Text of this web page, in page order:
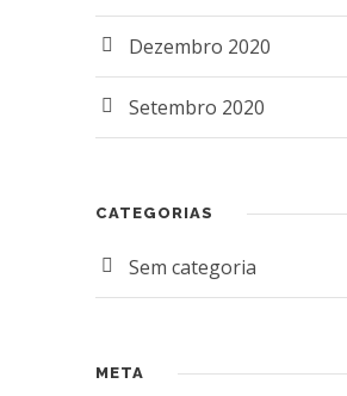
Dezembro 2020
Setembro 2020
CATEGORIAS
Sem categoria
META